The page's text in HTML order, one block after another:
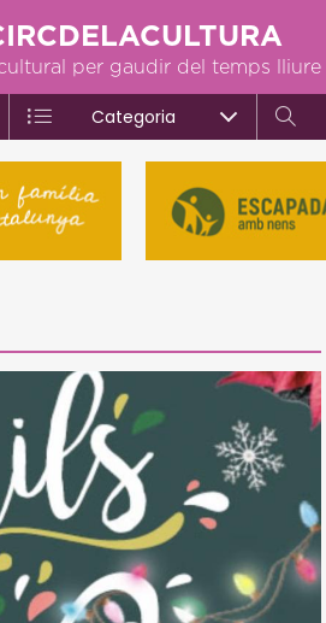
per gaudir del temps lliure
Categoria